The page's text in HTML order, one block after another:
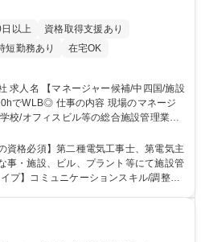
以上
資格取得支援あり
短勤務あり 在宅OK
設
現場のマネージ
校/オフィスビル等の総合施設管理業務
分はグローバルまたはナショナルで選
欄により詳細な情報を記載 ＜具体的な
転業務 ■設備の日常保守点検業務■設備
月残業10hでWLB◎
資格必須】第二種電気工事士、第電気主
事・施設、ビル、プラント等にて施設管
プ】コミュニケーションスキル/調整ス
さまざまな施設へサービスを提供して
修プログラムと資格取得支援制度で、